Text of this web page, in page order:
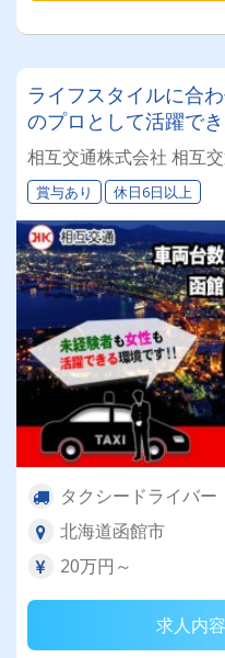
ライフスタイルに合
のプロとして活躍でき
相互交通株式会社 相互
賞与あり 休日6日以上
タクシードライバー
北海道函館市
20万円～
求人内